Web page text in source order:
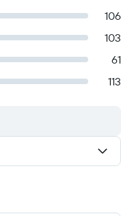
106
103
61
113